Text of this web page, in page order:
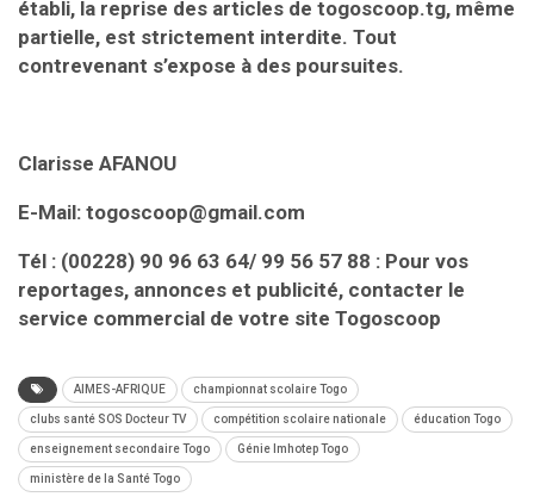
établi, la reprise des articles de togoscoop.tg, même
partielle, est strictement interdite. Tout
contrevenant s’expose à des poursuites.
Clarisse AFANOU
E-Mail: togoscoop@gmail.com
Tél : (00228) 90 96 63 64/ 99 56 57 88 : Pour vos
reportages, annonces et publicité, contacter le
service commercial de votre site Togoscoop
AIMES-AFRIQUE championnat scolaire Togo
clubs santé SOS Docteur TV compétition scolaire nationale éducation Togo
enseignement secondaire Togo Génie Imhotep Togo
ministère de la Santé Togo